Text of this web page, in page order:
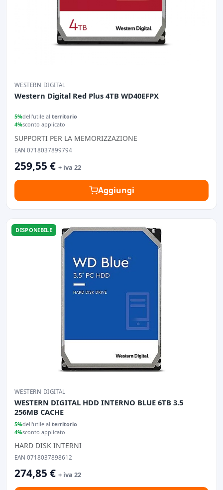
WESTERN DIGITAL
Western Digital Red Plus 4TB WD40EFPX
5%dell'utile al territorio
4%sconto applicato
SUPPORTI PER LA MEMORIZZAZIONE
EAN 0718037899794
259,55 € + iva 22
Aggiungi
DISPONIBILE
WESTERN DIGITAL
WESTERN DIGITAL HDD INTERNO BLUE 6TB 3.5
256MB CACHE
5%dell'utile al territorio
4%sconto applicato
HARD DISK INTERNI
EAN 0718037898612
274,85 € + iva 22